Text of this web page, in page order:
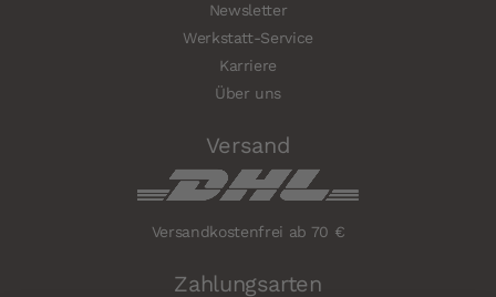
Newsletter
Werkstatt-Service
Karriere
Über uns
Versand
Versandkostenfrei ab 70 €
Zahlungsarten